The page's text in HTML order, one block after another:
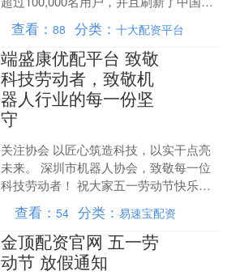
万元以上高端车型交付十万台最快....
查看：88 分类：十大配资平台
端盛康优配平台 致敬
科技劳动者，致敬机
器人行业的每一份坚
守
关注协会 以匠心筑造科技，以实干点亮
未来。 深圳市机器人协会，致敬每一位
科技劳动者！ 祝大家五一劳动节快乐！
关于协会 深圳市机器人协会(SRA)由中
国科学院深....
查看： 54 分类： 易速宝配资
金顶配资官网 五一劳
动节 放假通知